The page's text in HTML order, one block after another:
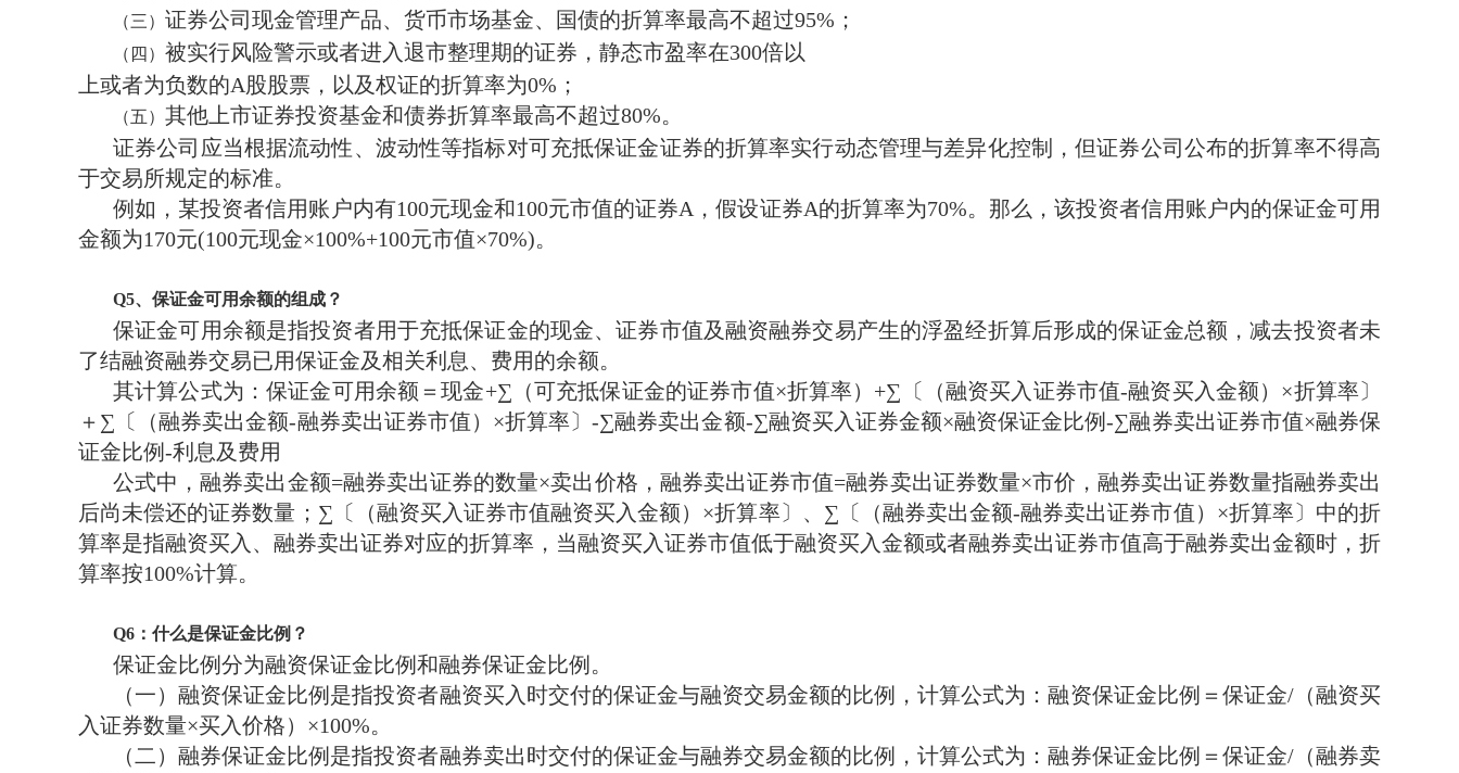
（三） 证券公司现金管理产品、货币市场基金、国债的折算率最高不超过95%；
（四） 被实行风险警示或者进入退市整理期的证券，静态市盈率在300倍以
上或者为负数的A股股票，以及权证的折算率为0%；
（五） 其他上市证券投资基金和债券折算率最高不超过80%。
证券公司应当根据流动性、波动性等指标对可充抵保证金证券的折算率实行动态管理与差异化控制，但证券公司公布的折算率不得高
于交易所规定的标准。
例如，某投资者信用账户内有100元现金和100元市值的证券A，假设证券A的折算率为70%。那么，该投资者信用账户内的保证金可用
金额为170元(100元现金×100%+100元市值×70%)。
Q5、保证金可用余额的组成？
保证金可用余额是指投资者用于充抵保证金的现金、证券市值及融资融券交易产生的浮盈经折算后形成的保证金总额，减去投资者未
了结融资融券交易已用保证金及相关利息、费用的余额。
其计算公式为：保证金可用余额＝现金+∑（可充抵保证金的证券市值×折算率）+∑〔（融资买入证券市值-融资买入金额）×折算率〕
＋∑〔（融券卖出金额-融券卖出证券市值）×折算率〕-∑融券卖出金额-∑融资买入证券金额×融资保证金比例-∑融券卖出证券市值×融券保
证金比例-利息及费用
公式中，融券卖出金额=融券卖出证券的数量×卖出价格，融券卖出证券市值=融券卖出证券数量×市价，融券卖出证券数量指融券卖出
后尚未偿还的证券数量；∑〔（融资买入证券市值融资买入金额）×折算率〕、∑〔（融券卖出金额-融券卖出证券市值）×折算率〕中的折
算率是指融资买入、融券卖出证券对应的折算率，当融资买入证券市值低于融资买入金额或者融券卖出证券市值高于融券卖出金额时，折
算率按100%计算。
Q6 ：什么是保证金比例？
保证金比例分为融资保证金比例和融券保证金比例。
（一）融资保证金比例是指投资者融资买入时交付的保证金与融资交易金额的比例，计算公式为：融资保证金比例＝保证金/（融资买
入证券数量×买入价格）×100%。
（二）融券保证金比例是指投资者融券卖出时交付的保证金与融券交易金额的比例，计算公式为：融券保证金比例＝保证金/（融券卖